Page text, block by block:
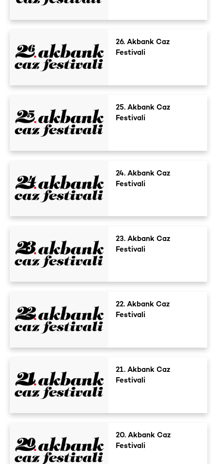
26. Akbank Caz
Festivali
25. Akbank Caz
Festivali
24. Akbank Caz
Festivali
23. Akbank Caz
Festivali
22. Akbank Caz
Festivali
21. Akbank Caz
Festivali
20. Akbank Caz
Festivali